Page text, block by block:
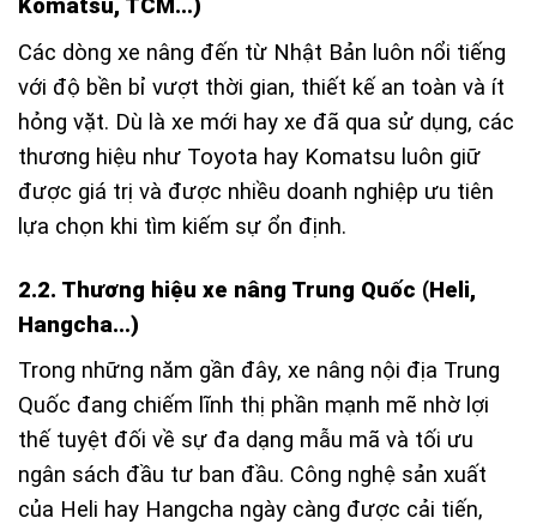
Komatsu, TCM…)
Các dòng xe nâng đến từ Nhật Bản luôn nổi tiếng
với độ bền bỉ vượt thời gian, thiết kế an toàn và ít
hỏng vặt. Dù là xe mới hay xe đã qua sử dụng, các
thương hiệu như Toyota hay Komatsu luôn giữ
được giá trị và được nhiều doanh nghiệp ưu tiên
lựa chọn khi tìm kiếm sự ổn định.
2.2. Thương hiệu xe nâng Trung Quốc (Heli,
Hangcha…)
Trong những năm gần đây, xe nâng nội địa Trung
Quốc đang chiếm lĩnh thị phần mạnh mẽ nhờ lợi
thế tuyệt đối về sự đa dạng mẫu mã và tối ưu
ngân sách đầu tư ban đầu. Công nghệ sản xuất
của Heli hay Hangcha ngày càng được cải tiến,